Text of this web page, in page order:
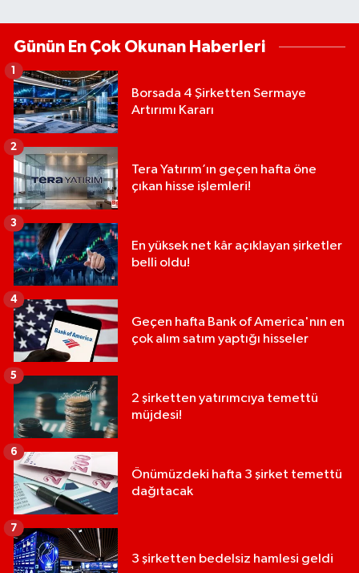
Günün En Çok Okunan Haberleri
Borsada 4 Şirketten Sermaye
Artırımı Kararı
1
Tera Yatırım’ın geçen hafta öne
çıkan hisse işlemleri!
2
En yüksek net kâr açıklayan şirketler
belli oldu!
3
Geçen hafta Bank of America'nın en
çok alım satım yaptığı hisseler
4
2 şirketten yatırımcıya temettü
müjdesi!
5
Önümüzdeki hafta 3 şirket temettü
dağıtacak
6
3 şirketten bedelsiz hamlesi geldi
7